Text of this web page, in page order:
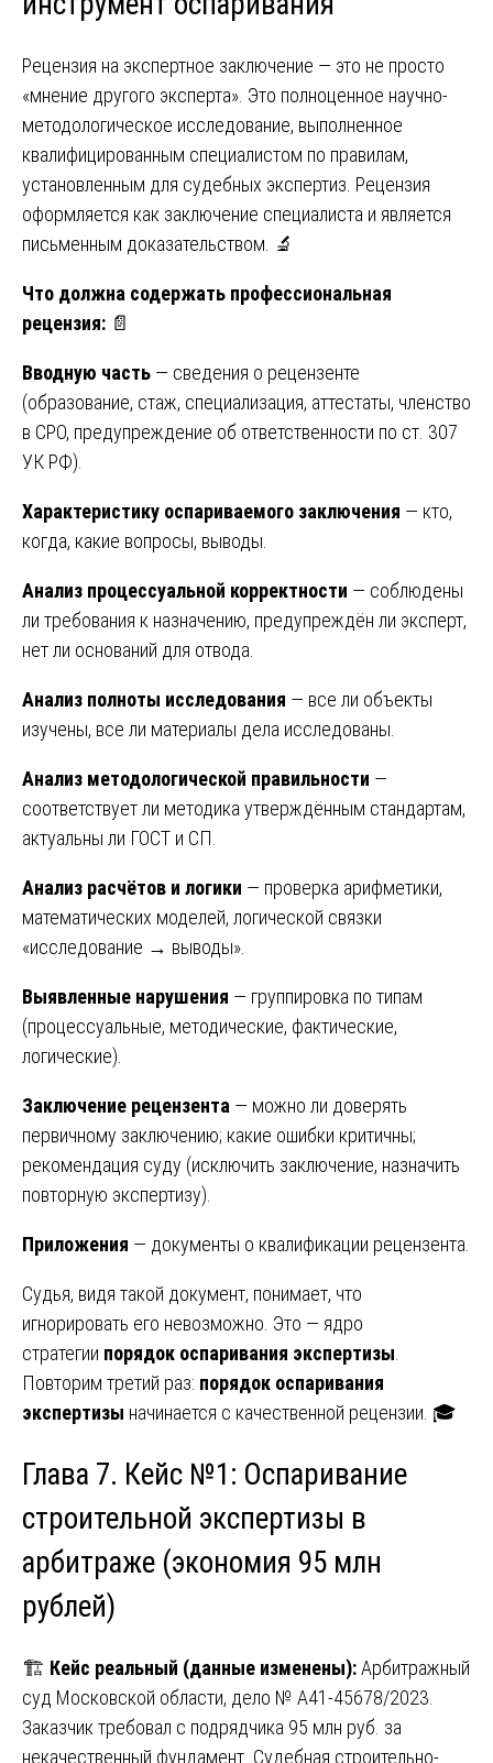
Рецензия на экспертное заключение — это не просто
«мнение другого эксперта». Это полноценное научно-
методологическое исследование, выполненное
квалифицированным специалистом по правилам,
установленным для судебных экспертиз. Рецензия
оформляется как заключение специалиста и является
письменным доказательством. 🔬
Что должна содержать профессиональная
рецензия: 📄
Вводную часть — сведения о рецензенте
(образование, стаж, специализация, аттестаты, членство
в СРО, предупреждение об ответственности по ст. 307
УК РФ).
Характеристику оспариваемого заключения — кто,
когда, какие вопросы, выводы.
Анализ процессуальной корректности — соблюдены
ли требования к назначению, предупреждён ли эксперт,
нет ли оснований для отвода.
Анализ полноты исследования — все ли объекты
изучены, все ли материалы дела исследованы.
Анализ методологической правильности —
соответствует ли методика утверждённым стандартам,
актуальны ли ГОСТ и СП.
Анализ расчётов и логики — проверка арифметики,
математических моделей, логической связки
«исследование → выводы».
Выявленные нарушения — группировка по типам
(процессуальные, методические, фактические,
логические).
Заключение рецензента — можно ли доверять
первичному заключению; какие ошибки критичны;
рекомендация суду (исключить заключение, назначить
повторную экспертизу).
Приложения — документы о квалификации рецензента.
Судья, видя такой документ, понимает, что
игнорировать его невозможно. Это — ядро
стратегии порядок оспаривания экспертизы
Повторим третий раз: порядок оспаривания
экспертизы начинается с качественной рецензии. 🎓
Глава 7. Кейс №1: Оспаривание
строительной экспертизы в
арбитраже (экономия 95 млн
рублей)
🏗️ Кейс реальный (данные изменены):Арбитражный
суд Московской области, дело № А41-45678/2023.
Заказчик требовал с подрядчика 95 млн руб. за
некачественный фундамент. Судебная строительно-